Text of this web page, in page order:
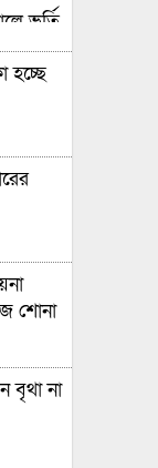
ভর্তি
হচ্ছে
শোনা
বৃথা না